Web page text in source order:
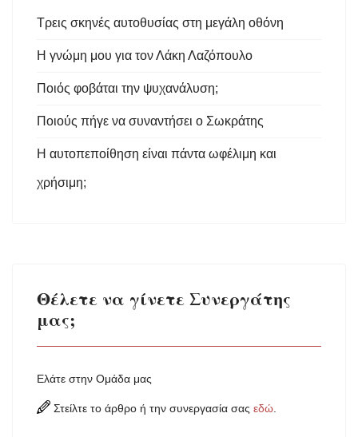
Τρεις σκηνές αυτοθυσίας στη μεγάλη οθόνη
Η γνώμη μου για τον Λάκη Λαζόπουλο
Ποιός φοβάται την ψυχανάλυση;
Ποιούς πήγε να συναντήσει ο Σωκράτης
Η αυτοπεποίθηση είναι πάντα ωφέλιμη και
χρήσιμη;
Θέλετε να γίνετε Συνεργάτης
μας;
Ελάτε στην Ομάδα μας
Στείλτε το άρθρο ή την συνεργασία σας εδώ